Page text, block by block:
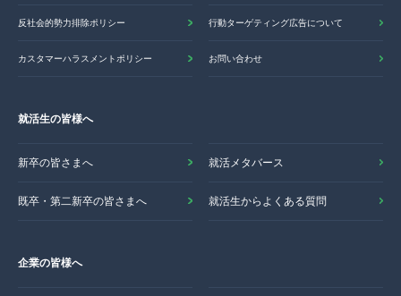
反社会的勢力排除ポリシー 行動ターゲティング広告について
カスタマーハラスメントポリシー お問い合わせ
就活生の皆様へ
新卒の皆さまへ 就活メタバース
既卒・第二新卒の皆さまへ 就活生からよくある質問
企業の皆様へ